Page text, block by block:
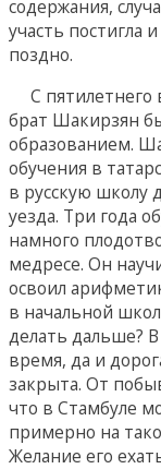
содержания,
участь постигла
поздно.
С пятилетнего
брат Шакирзян
образованием.
обучения в
в русскую школу
уезда. Три года
намного
медресе. Он
освоил
в начальной
делать дальше?
время, да и
закрыта. От
что в Стамбуле
примерно на
Желание его